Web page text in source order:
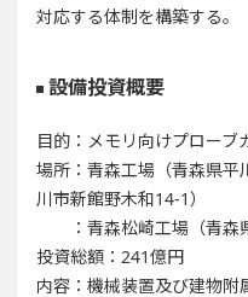
対応する体制を構築する。
設備投資概要
目的：メモリ向けプローブ
場所：青森工場（青森県
川市新館野木和14-1）
：青森松崎工場（青森
投資総額：241億円
内容：機械装置及び建物附